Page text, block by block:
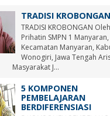
TRADISI KROBONGAN
TRADISI KROBONGAN
Prihatin SMPN 1 Manyaran,
Kecamatan Manyaran,
Wonogiri, Jawa Tengah
Masyarakat J...
5 KOMPONEN
PEMBELAJARAN
BERDIFERENSIASI